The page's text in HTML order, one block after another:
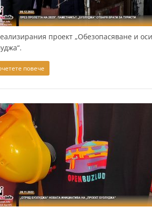
проект „Обезопасяване и
повече